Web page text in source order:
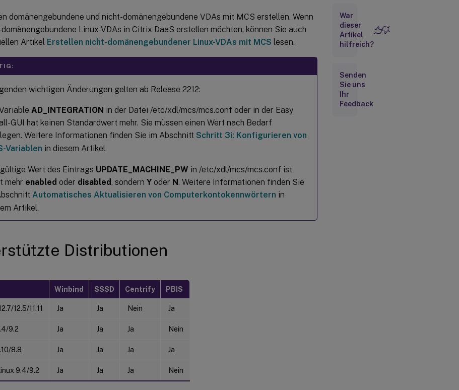
domänengebundene und nicht-domänengebundene VDAs mit MCS erstellen. Wenn
Linux-VDAs in Citrix DaaS erstellen möchten, können Sie auch
Artikel Erstellen nicht-domänengebundener Linux-VDAs mit MCS lesen.
wichtigen Änderungen gelten ab Release 2212:
AD_INTEGRATION in der Datei /etc/xdl/mcs/mcs.conf oder in der Easy
GUI hat keinen Standardwert mehr. Sie müssen einen Wert nach Bedarf
Weitere Informationen finden Sie im Abschnitt Schritt 3i: Konfigurieren von
Variablen in diesem Artikel.
Wert des Eintrags UPDATE_MACHINE_PW in /etc/xdl/mcs/mcs.conf ist
mehr enabled oder disabled , sondern Y oder N. Weitere Informationen finden Sie
Automatisches Aktualisieren von Computerkontokennwörtern in
Artikel.
Distributionen
Winbind SSSD Centrify PBIS
12.5/11.11 Ja Ja Nein Ja
9.2 Ja Ja Ja Nein
8.8 Ja Ja Ja Ja
9.4/9.2 Ja Ja Ja Nein
Erstellen
von Linux-
VMs
(Nur für
Nutanix)
Schritt 1:
Installieren
War
dieser
Artikel
hilfreich?
Senden
Sie uns
Ihr
Feedback